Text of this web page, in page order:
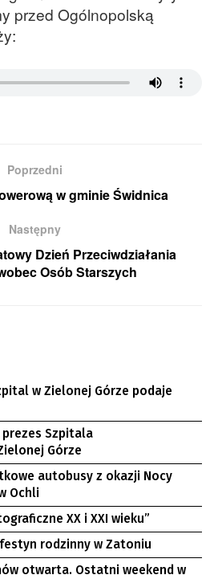
przed Ogólnopolską
Poprzedni
w gminie Świdnica
Następny
Dzień Przeciwdziałania
Osób Starszych
w Zielonej Górze podaje
prezes Szpitala
Górze
autobusy z okazji Nocy
Ochli
zakłady fotograficzne XX i XXI wieku”
rodzinny w Zatoniu
otwarta. Ostatni weekend w